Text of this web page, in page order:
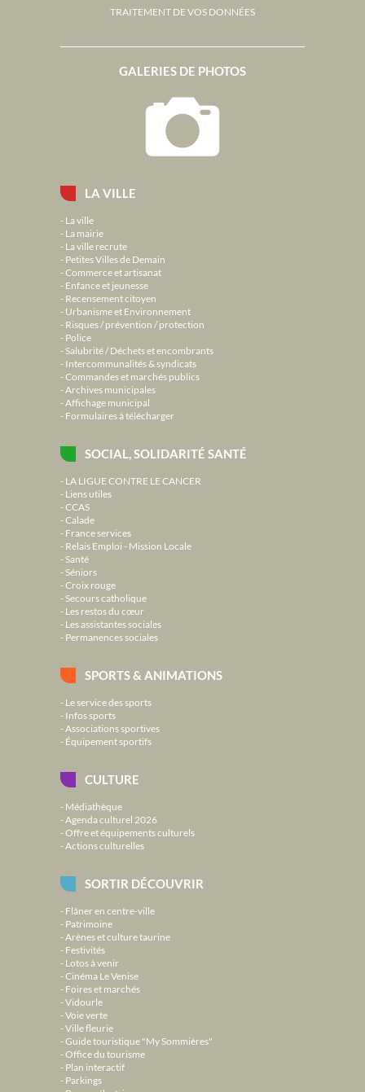
LA VILLE
La ville
La mairie
La ville recrute
Petites Villes de Demain
Commerce et artisanat
Enfance et jeunesse
Recensement citoyen
Urbanisme et Environnement
Risques / prévention / protection
Police
Salubrité / Déchets et encombrants
Intercommunalités & syndicats
Commandes et marchés publics
Archives municipales
Affichage municipal
Formulaires à télécharger
SOCIAL, SOLIDARITÉ SANTÉ
LA LIGUE CONTRE LE CANCER
Liens utiles
CCAS
Calade
France services
Relais Emploi - Mission Locale
Santé
Séniors
Croix rouge
Secours catholique
Les restos du cœur
Les assistantes sociales
Permanences sociales
SPORTS & ANIMATIONS
Le service des sports
Infos sports
Associations sportives
Équipement sportifs
CULTURE
Médiathèque
Agenda culturel 2026
Offre et équipements culturels
Actions culturelles
SORTIR DÉCOUVRIR
Flâner en centre-ville
Patrimoine
Arènes et culture taurine
Festivités
Lotos à venir
Cinéma Le Venise
Foires et marchés
Vidourle
Voie verte
Ville fleurie
Guide touristique "My Sommières"
Office du tourisme
Plan interactif
Parkings
GALERIES DE PHOTOS
TRAITEMENT DE VOS DONNÉES